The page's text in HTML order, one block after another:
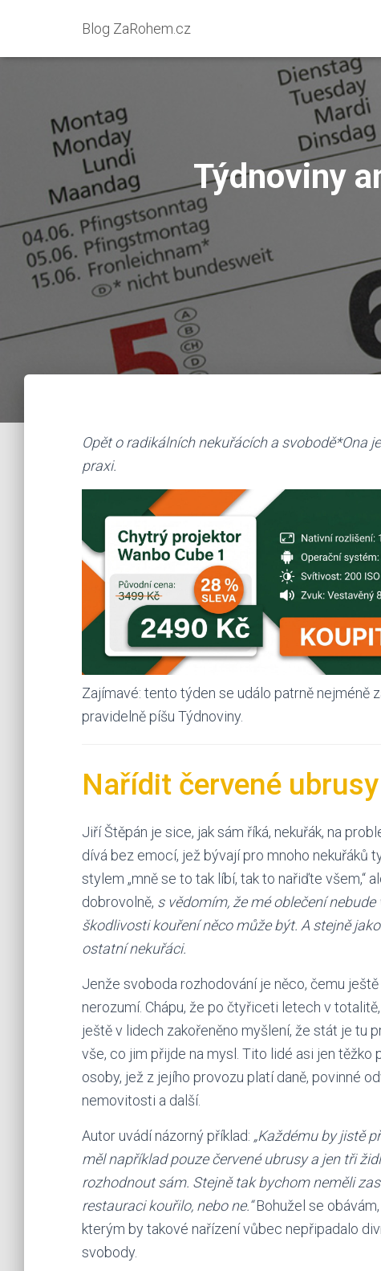
Blog ZaRohem.cz
Týdnoviny
Opět o radikálních nekuřácích a svobodě*Ona
praxi.
Zajímavé: tento týden se událo patrně nejméně
pravidelně píšu Týdnoviny.
Nařídit červené
Jiří Štěpán je sice, jak sám říká, nekuřák, na
dívá bez emocí, jež bývají pro mnoho nekuřáků
stylem „mně se to tak líbí, tak to nařiďte všem,“
dobrovolně, s vědomím, že mé oblečení
škodlivosti kouření něco může být. A stejně
ostatní nekuřáci.
Jenže svoboda rozhodování je něco, čemu
nerozumí. Chápu, že po čtyřiceti letech v
ještě v lidech zakořeněno myšlení, že stát je tu
vše, co jim přijde na mysl. Tito lidé asi jen
osoby, jež z jejího provozu platí daně, povinné
nemovitosti a další.
Autor uvádí názorný příklad: „Každému by jistě
měl například pouze červené ubrusy a jen tři
rozhodnout sám. Stejně tak bychom neměli
restauraci kouřilo, nebo ne.“Bohužel se
kterým by takové nařízení vůbec nepřipadalo
svobody.